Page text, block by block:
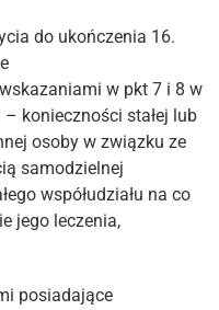
do ukończenia 16.
w pkt 7 i 8 w
konieczności stałej lub
osoby w związku ze
samodzielnej
współudziału na co
jego leczenia,
posiadające